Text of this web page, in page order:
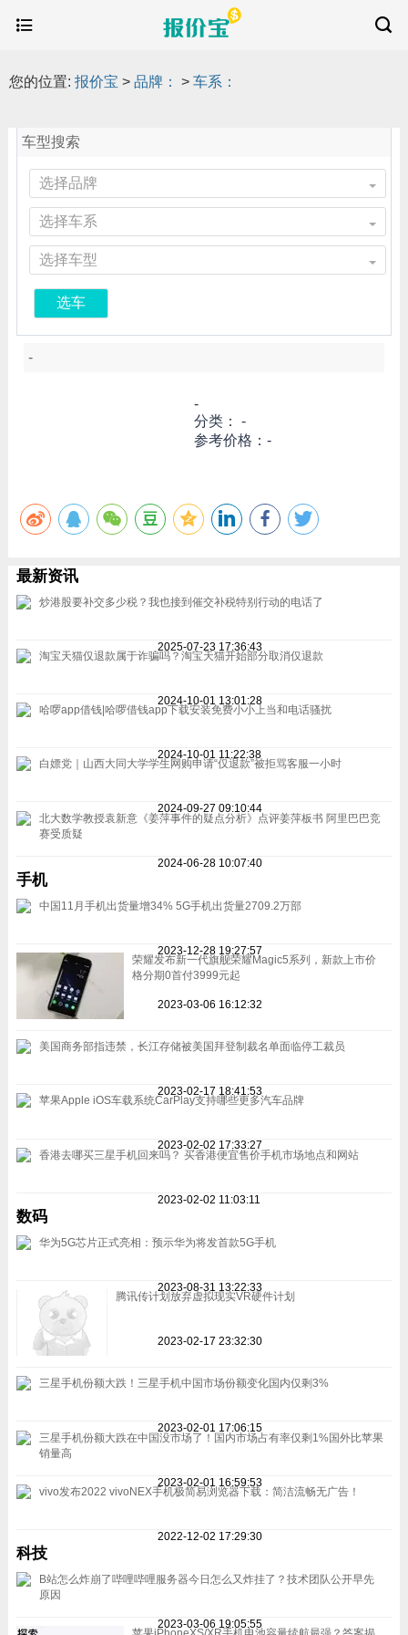
您的位置: 报价宝 > 品牌： > 车系：
车型搜索
选择品牌
选择车系
选择车型
选车
-
-
分类： -
参考价格：-
最新资讯
炒港股要补交多少税？我也接到催交补税特别行动的电话了
2025-07-23 17:36:43
淘宝天猫仅退款属于诈骗吗？淘宝天猫开始部分取消仅退款
2024-10-01 13:01:28
哈啰app借钱|哈啰借钱app下载安装免费小小上当和电话骚扰
2024-10-01 11:22:38
白嫖党｜山西大同大学学生网购申请“仅退款”被拒骂客服一小时
2024-09-27 09:10:44
北大数学教授袁新意《姜萍事件的疑点分析》点评姜萍板书 阿里巴巴竞
赛受质疑
2024-06-28 10:07:40
手机
中国11月手机出货量增34% 5G手机出货量2709.2万部
2023-12-28 19:27:57
荣耀发布新一代旗舰荣耀Magic5系列，新款上市价
格分期0首付3999元起
2023-03-06 16:12:32
美国商务部指违禁，长江存储被美国拜登制裁名单面临停工裁员
2023-02-17 18:41:53
苹果Apple iOS车载系统CarPlay支持哪些更多汽车品牌
2023-02-02 17:33:27
香港去哪买三星手机回来吗？ 买香港便宜售价手机市场地点和网站
2023-02-02 11:03:11
数码
华为5G芯片正式亮相：预示华为将发首款5G手机
2023-08-31 13:22:33
腾讯传计划放弃虚拟现实VR硬件计划
2023-02-17 23:32:30
三星手机份额大跌！三星手机中国市场份额变化国内仅剩3%
2023-02-01 17:06:15
三星手机份额大跌在中国没市场了！国内市场占有率仅剩1%国外比苹果
销量高
2023-02-01 16:59:53
vivo发布2022 vivoNEX手机极简易浏览器下载：简洁流畅无广告！
2022-12-02 17:29:30
科技
B站怎么炸崩了哔哩哔哩服务器今日怎么又炸挂了？技术团队公开早先
原因
2023-03-06 19:05:55